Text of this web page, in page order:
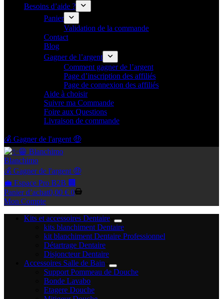
Besoins d’aide ?
Panier
Validation de la commande
Contact
Blog
Gagner de l’argent
Comment gagner de l’argent
Page d’inscription des affiliés
Page de connexion des affiliés
Aide à choisir
Suivre ma Commande
Foire aux Questions
Livraison de commande
💰 Gagner de l'argent 🤑
Blanchimo
💰 Gagner de l'argent 🤑
💼 Espace Pro B2B 🏢
Panier d’achat0,00 € 0
Mon Compte
Kits et accessoires Dentaire
kits blanchiment Dentaire
kit blanchiment Dentaire Professionnel
Détartrage Dentaire
Disjoncteur Dentaire
Accessoires Salle de Bain
Support Pommeau de Douche
Bonde Lavabo
Etagere Douche